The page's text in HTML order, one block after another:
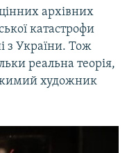
архівних
катастрофи
з України. Тож
реальна теорія,
художник